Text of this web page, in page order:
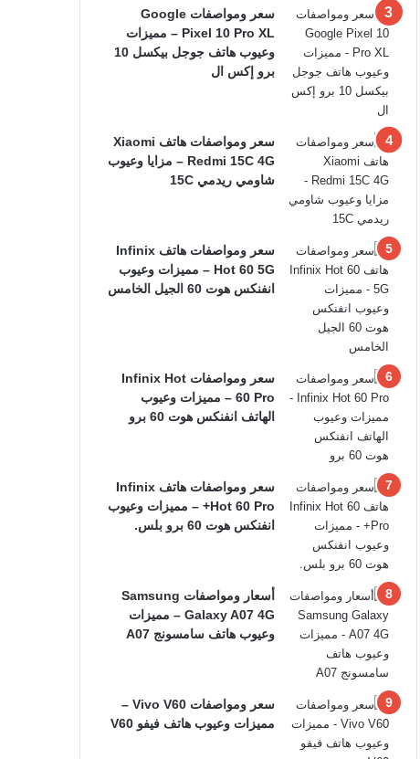
سعر ومواصفات Google
Pixel 10 Pro XL – مميزات
وعيوب هاتف جوجل بيكسل 10
برو إكس ال
سعر ومواصفات هاتف Xiaomi
Redmi 15C 4G – مزايا وعيوب
شاومي ريدمي 15C
سعر ومواصفات هاتف Infinix
Hot 60 5G – مميزات وعيوب
انفنكس هوت 60 الجيل الخامس
سعر ومواصفات Infinix Hot
60 Pro – مميزات وعيوب
الهاتف انفنكس هوت 60 برو
سعر ومواصفات هاتف Infinix
Hot 60 Pro+ – مميزات وعيوب
انفنكس هوت 60 برو بلس.
أسعار ومواصفات Samsung
Galaxy A07 4G – مميزات
وعيوب هاتف سامسونج A07
سعر ومواصفات Vivo V60 –
مميزات وعيوب هاتف فيفو V60